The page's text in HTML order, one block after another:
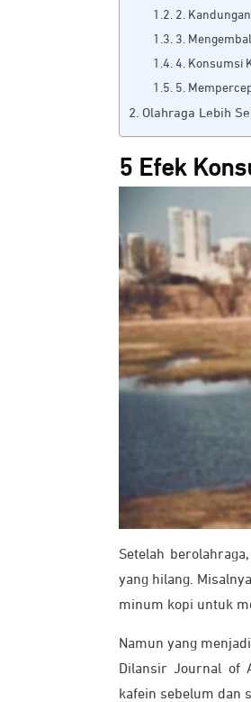
2.
3.
4. Konsumsi
5.
Olahraga Lebih
5 Efek
Setelah
yang hilang.
minum kopi untuk
Namun yang
Dilansir Journal of
kafein sebelum dan